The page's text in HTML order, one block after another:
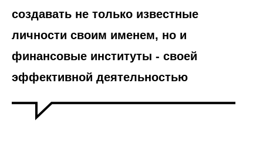
создавать не только известные
личности своим именем, но и
финансовые институты - своей
эффективной деятельностью